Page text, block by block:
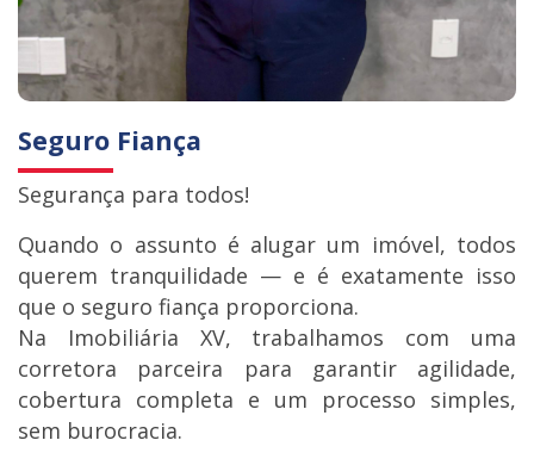
Seguro Fiança
Segurança para todos!
Quando o assunto é alugar um imóvel, todos
querem tranquilidade — e é exatamente isso
que o seguro fiança proporciona.
Na Imobiliária XV, trabalhamos com uma
corretora parceira para garantir agilidade,
cobertura completa e um processo simples,
sem burocracia.